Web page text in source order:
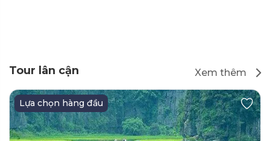
Tour lân cận Xem thêm
Lựa chọn hàng đầu